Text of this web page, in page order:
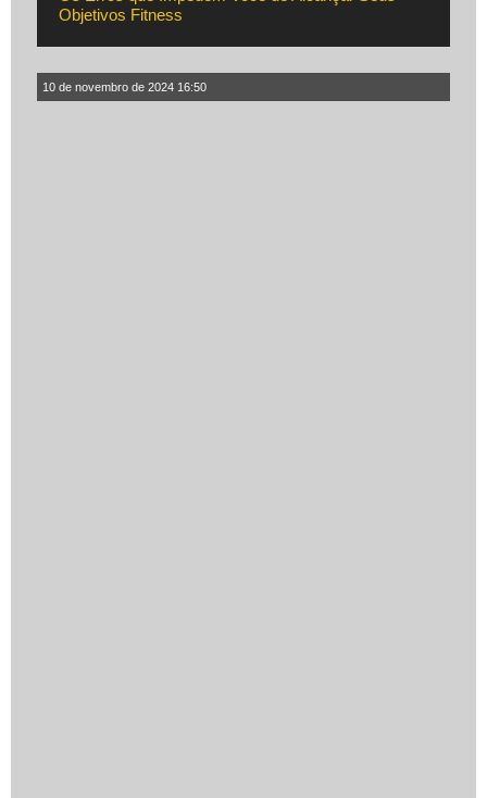
Objetivos Fitness
10 de novembro de 2024 16:50